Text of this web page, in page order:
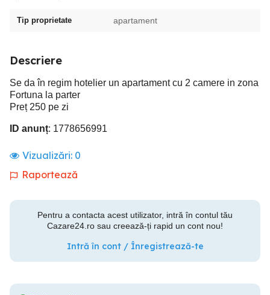
Tip proprietate apartament
Descriere
Se da în regim hotelier un apartament cu 2 camere in zona
Fortuna la parter
Preț 250 pe zi
ID anunț: 1778656991
Vizualizări: 0
Raportează
Pentru a contacta acest utilizator, intră în contul tău
Cazare24.ro sau creează-ți rapid un cont nou!
Intră în cont / Înregistrează-te